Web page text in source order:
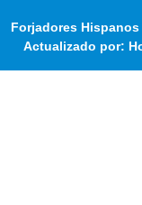
Forjadores
Actualizado por: